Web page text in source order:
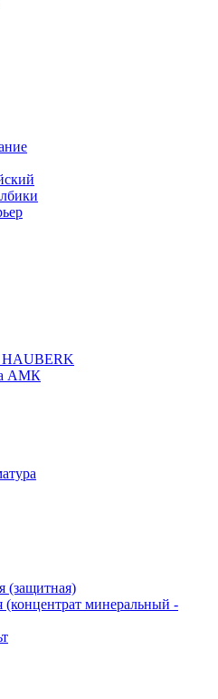
HAUBERK
АМК
(защитная)
(концентрат минеральный -